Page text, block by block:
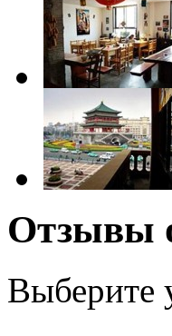
Отзывы
Выберите